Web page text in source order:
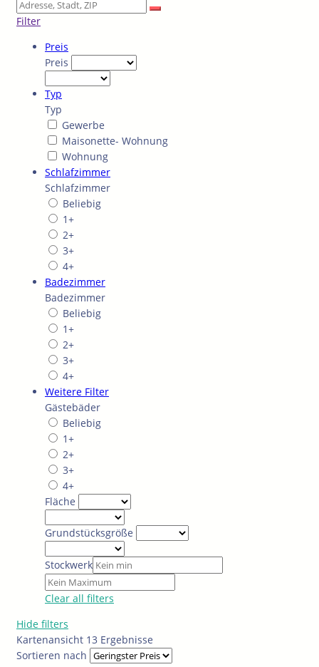
Filter
Preis
Preis
Typ
Typ
Gewerbe
Maisonette- Wohnung
Wohnung
Schlafzimmer
Schlafzimmer
Beliebig
1+
2+
3+
4+
Badezimmer
Badezimmer
Beliebig
1+
2+
3+
4+
Weitere Filter
Gästebäder
Beliebig
1+
2+
3+
4+
Fläche
Grundstücksgröße
Stockwerk
Clear all filters
Hide filters
Kartenansicht 13 Ergebnisse
Sortieren nach